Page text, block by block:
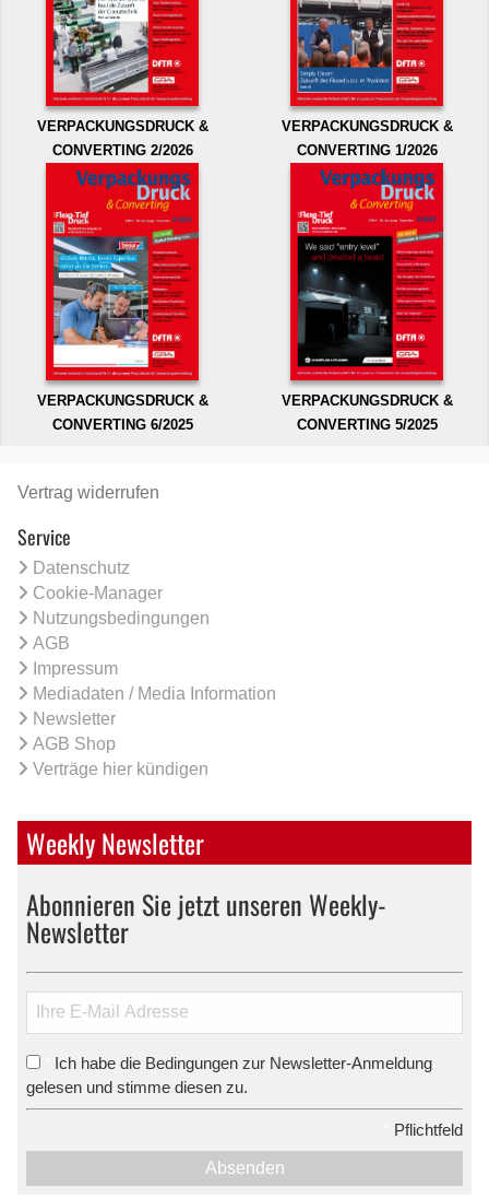
VERPACKUNGSDRUCK &
CONVERTING 2/2026
VERPACKUNGSDRUCK &
CONVERTING 1/2026
VERPACKUNGSDRUCK &
CONVERTING 6/2025
VERPACKUNGSDRUCK &
CONVERTING 5/2025
Vertrag widerrufen
Service
Datenschutz
Cookie-Manager
Nutzungsbedingungen
AGB
Impressum
Mediadaten / Media Information
Newsletter
AGB Shop
Verträge hier kündigen
Weekly Newsletter
Abonnieren Sie jetzt unseren Weekly-
Newsletter
Ich habe die Bedingungen zur Newsletter-Anmeldung
gelesen und stimme diesen zu.
Pflichtfeld
Absenden